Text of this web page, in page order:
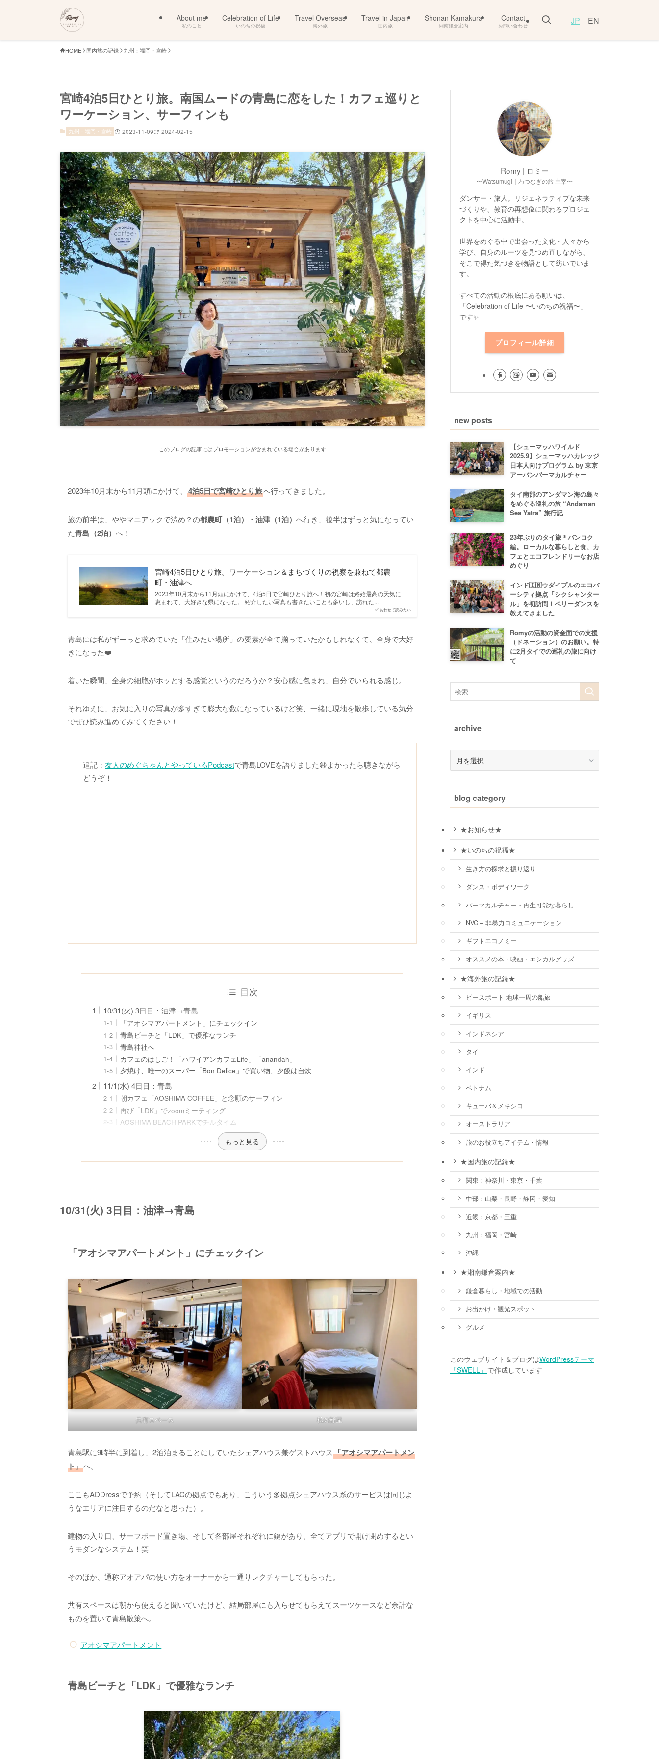
About me
私のこと
Celebration of Life
いのちの祝福
Travel Overseas
海外旅
Travel in Japan
国内旅
Shonan Kamakura
湘南鎌倉案内
Contact
お問い合わせ EN
JP
HOME 国内旅の記録 九州：福岡・宮崎
宮崎4泊5日ひとり旅。南国ムードの青島に恋をした！カフェ巡りと
ワーケーション、サーフィンも
九州：福岡・宮崎 2023-11-09 2024-02-15
このブログの記事にはプロモーションが含まれている場合があります
2023年10月末から11月頭にかけて、 4泊5日で宮崎ひとり旅へ行ってきました。
旅の前半は、ややマニアックで渋め？の都農町（1泊）・油津（1泊） へ行き、後半はずっと気になってい
た青島（2泊） へ！
あわせて読みたい
宮崎4泊5日ひとり旅。ワーケーション＆まちづくりの視察を兼ねて都農
町・油津へ
2023年10月末から11月頭にかけて、4泊5日で宮崎ひとり旅へ！初の宮崎は終始最高の天気に
恵まれて、大好きな県になった。 紹介したい写真も書きたいことも多いし、訪れた...
青島には私がずーっと求めていた「住みたい場所」の要素が全て揃っていたかもしれなくて、全身で大好
きになった❤️
着いた瞬間、全身の細胞がホッとする感覚というのだろうか？安心感に包まれ、自分でいられる感じ。
それゆえに、お気に入りの写真が多すぎて膨大な数になっているけど笑、一緒に現地を散歩している気分
でぜひ読み進めてみてください！
追記： 友人のめぐちゃんとやっているPodcastで青島LOVEを語りました😆よかったら聴きながら
どうぞ！
目次
10/31(火) 3日目：油津→青島
「アオシマアパートメント」にチェックイン
青島ビーチと「LDK」で優雅なランチ
青島神社へ
カフェのはしご！「ハワイアンカフェLife」「anandah」
夕焼け、唯一のスーパー「Bon Delice」で買い物、夕飯は自炊
11/1(水) 4日目：青島
朝カフェ「AOSHIMA COFFEE」と念願のサーフィン
再び「LDK」でzoomミーティング
AOSHIMA BEACH PARKでチルタイム
もっと見る
10/31(火) 3日目：油津→青島
「アオシマアパートメント」にチェックイン
共有スペース 私の部屋
青島駅に9時半に到着し、2泊泊まることにしていたシェアハウス兼ゲストハウス「アオシマアパートメン
ト」へ。
ここもADDressで予約（そしてLACの拠点でもあり、こういう多拠点シェアハウス系のサービスは同じよ
うなエリアに注目するのだなと思った）。
建物の入り口、サーフボード置き場、そして各部屋それぞれに鍵があり、全てアプリで開け閉めするとい
うモダンなシステム！笑
そのほか、通称アオアパの使い方をオーナーから一通りレクチャーしてもらった。
共有スペースは朝から使えると聞いていたけど、結局部屋にも入らせてもらえてスーツケースなど余計な
ものを置いて青島散策へ。
アオシマアパートメント
青島ビーチと「LDK」で優雅なランチ
Romy | ロミー
〜Watsumugi｜わつむぎの旅 主宰〜
ダンサー・旅人。リジェネラティブな未来
づくりや、教育の再想像に関わるプロジェ
クトを中心に活動中。
世界をめぐる中で出会った文化・人々から
学び、自身のルーツを見つめ直しながら、
そこで得た気づきを物語として紡いでいま
す。
すべての活動の根底にある願いは、
「Celebration of Life 〜いのちの祝福〜」
です✨
プロフィール詳細
new posts
【シューマッハワイルド
2025.9】シューマッハカレッジ
日本人向けプログラム by 東京
アーバンパーマカルチャー
タイ南部のアンダマン海の島々
をめぐる巡礼の旅 “Andaman
Sea Yatra” 旅行記
23年ぶりのタイ旅＊バンコク
編。ローカルな暮らしと食、カ
フェとエコフレンドリーなお店
めぐり
インド🇮🇳ウダイプルのエコバ
ーシティ拠点「シクシャンター
ル」を初訪問！ベリーダンスを
教えてきました
Romyの活動の資金面での支援
（ドネーション）のお願い。特
に2月タイでの巡礼の旅に向け
て
archive
archive
blog category
★お知らせ★
★いのちの祝福★
生き方の探求と振り返り
ダンス・ボディワーク
パーマカルチャー・再生可能な暮らし
NVC – 非暴力コミュニケーション
ギフトエコノミー
オススメの本・映画・エシカルグッズ
★海外旅の記録★
ピースボート 地球一周の船旅
イギリス
インドネシア
タイ
インド
ベトナム
キューバ＆メキシコ
オーストラリア
旅のお役立ちアイテム・情報
★国内旅の記録★
関東：神奈川・東京・千葉
中部：山梨・長野・静岡・愛知
近畿：京都・三重
九州：福岡・宮崎
沖縄
★湘南鎌倉案内★
鎌倉暮らし・地域での活動
お出かけ・観光スポット
グルメ
このウェブサイト＆ブログはWordPressテーマ
「SWELL」 で作成しています